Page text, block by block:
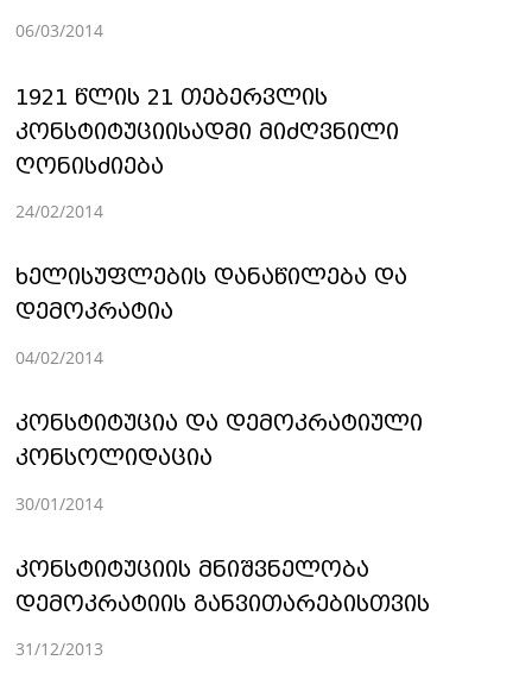
06/03/2014
1921 წლის 21 თებერვლის
კონსტიტუციისადმი მიძღვნილი
ღონისძიება
24/02/2014
ხელისუფლების დანაწილება და
დემოკრატია
04/02/2014
კონსტიტუცია და დემოკრატიული
კონსოლიდაცია
30/01/2014
კონსტიტუციის მნიშვნელობა
დემოკრატიის განვითარებისთვის
31/12/2013